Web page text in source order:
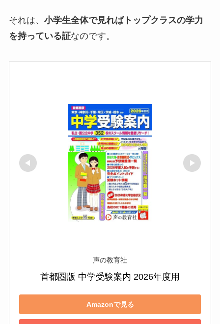
それは、 小学生全体で見ればトップクラスの学力
を持っている証なのです。
声の教育社
首都圏版 中学受験案内 2026年度用
Amazonで見る